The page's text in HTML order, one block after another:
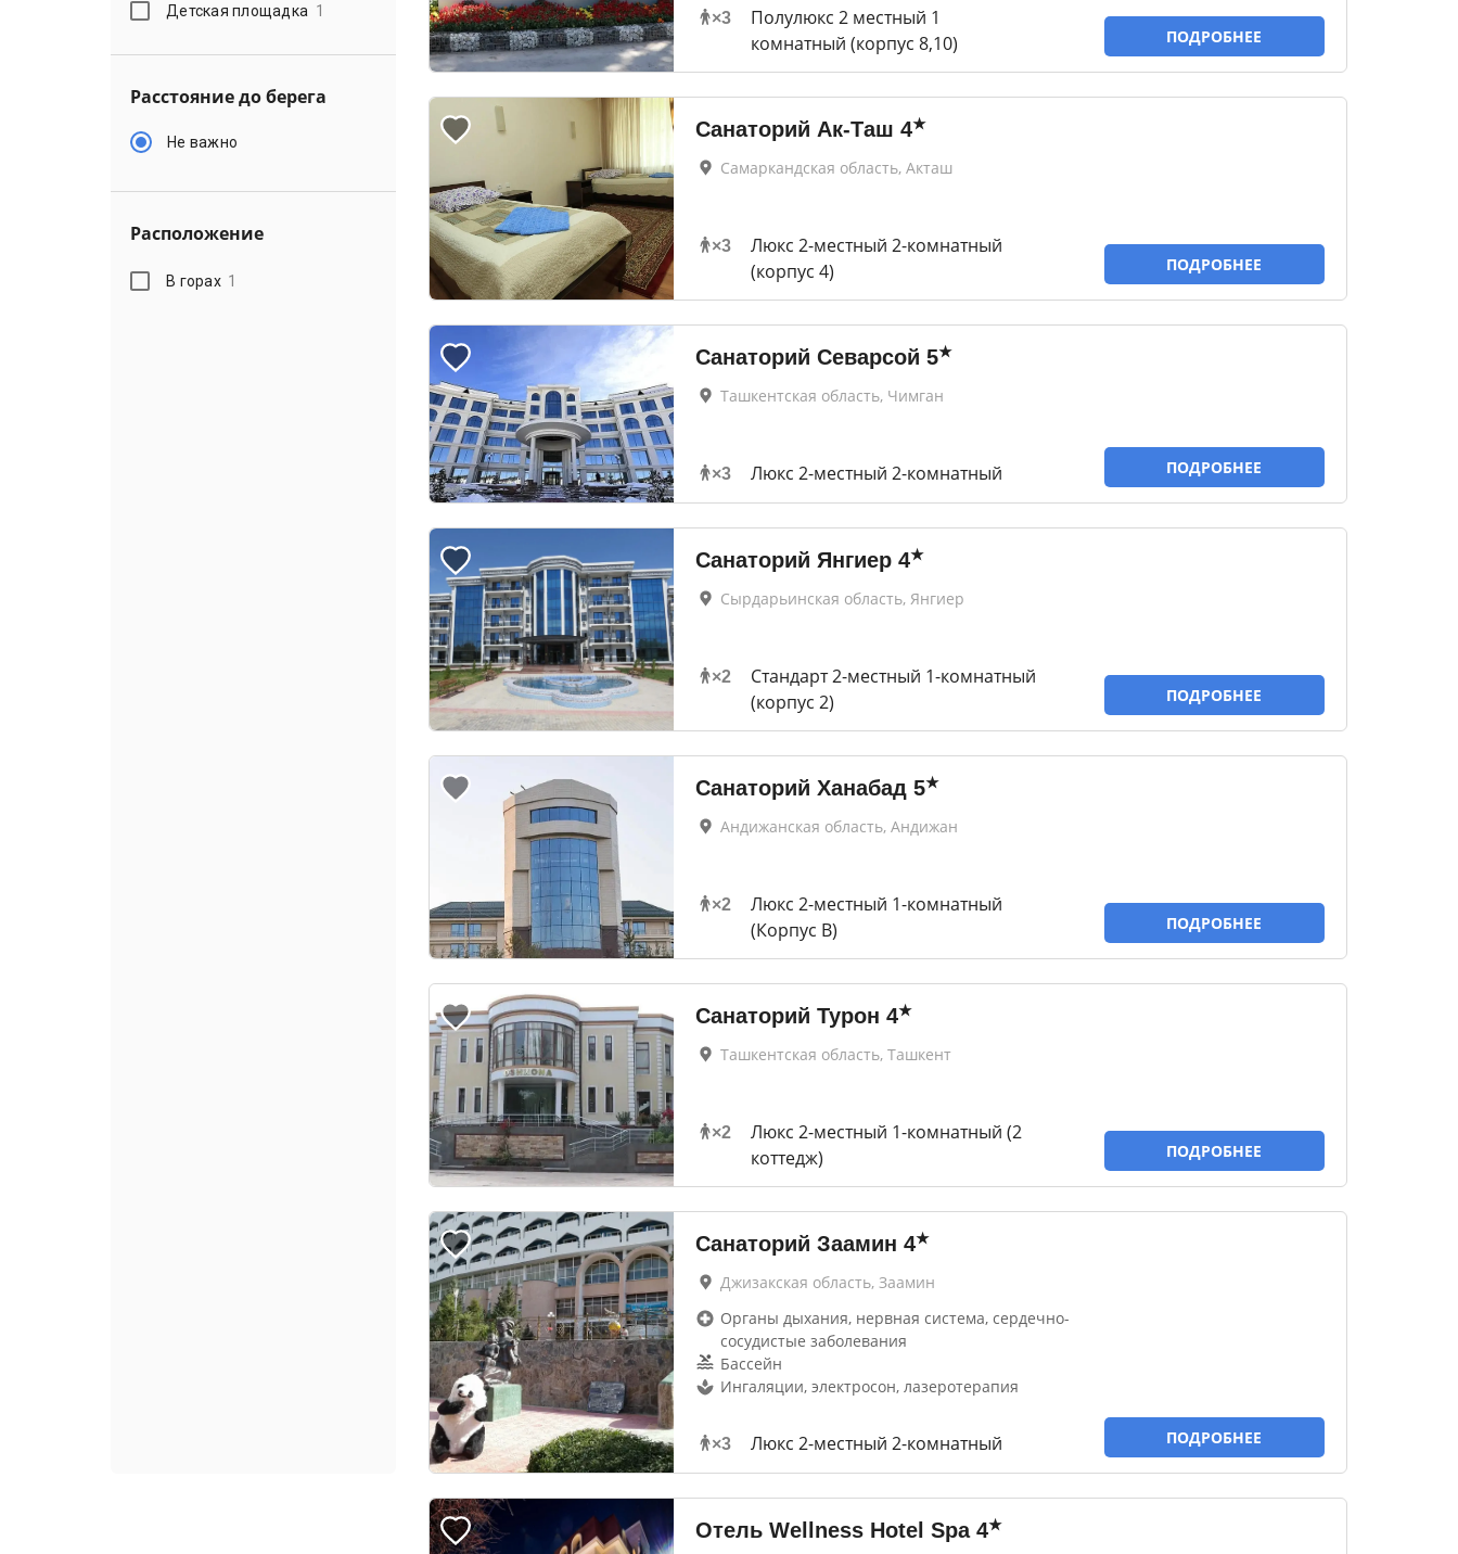
Детская площадка 1
Расстояние до берега
Не важно
Расположение
В горах 1
×3
Полулюкс 2 местный 1
комнатный (корпус 8,10)
ПОДРОБНЕЕ
Санаторий Ак-Таш 4★
Самаркандская область, Акташ
×3
Люкс 2-местный 2-комнатный
(корпус 4)
ПОДРОБНЕЕ
Санаторий Севарсой 5★
Ташкентская область, Чимган
×3 Люкс 2-местный 2-комнатный ПОДРОБНЕЕ
Санаторий Янгиер 4★
Сырдарьинская область, Янгиер
×2
Стандарт 2-местный 1-комнатный
(корпус 2)
ПОДРОБНЕЕ
Санаторий Ханабад 5★
Андижанская область, Андижан
×2
Люкс 2-местный 1-комнатный
(Корпус В)
ПОДРОБНЕЕ
Санаторий Турон 4★
Ташкентская область, Ташкент
×2
Люкс 2-местный 1-комнатный (2
коттедж)
ПОДРОБНЕЕ
Санаторий Заамин 4★
Джизакская область, Заамин
Органы дыхания, нервная система, сердечно-
сосудистые заболевания
Бассейн
Ингаляции, электросон, лазеротерапия
×3 Люкс 2-местный 2-комнатный ПОДРОБНЕЕ
Отель Wellness Hotel Spa 4★